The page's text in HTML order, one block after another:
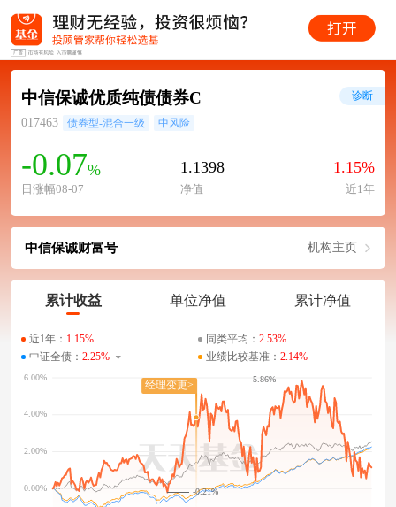
中信保诚优质纯债债券C
017463 债券型-混合一级 中风险
-0.07%
日涨幅08-07
1.1398
净值
1.15%
近1年
诊断
中信保诚财富号 机构主页
累计收益 单位净值 累计净值
近1年： 1.15% 同类平均： 2.53%
中证全债： 2.25% 业绩比较基准： 2.14%
-0.21%
5.86%